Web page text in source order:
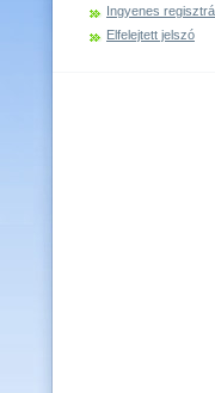
Ingyenes
Elfelejtett jelszó